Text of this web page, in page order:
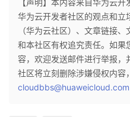
子
直
播
的
活
动
我
的
关
我
的
我
【声明】本内容来自华为云
华为云开发者社区的观点和立
（华为云社区）、文章链接
和本社区有权追究责任。如果
容，欢迎发送邮件进行举报，
社区将立刻删除涉嫌侵权内容
cloudbbs@huaweicloud.com